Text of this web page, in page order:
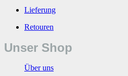
Lieferung
Retouren
Unser Shop
Über uns